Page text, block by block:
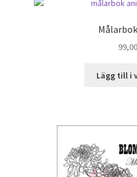
99,00
Lägg till i